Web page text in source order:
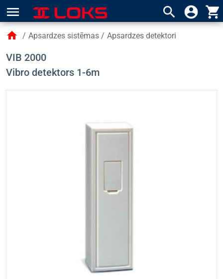
menu search account_circle shopping_cart
home / Apsardzes sistēmas / Apsardzes detektori
VIB 2000
Vibro detektors 1-6m